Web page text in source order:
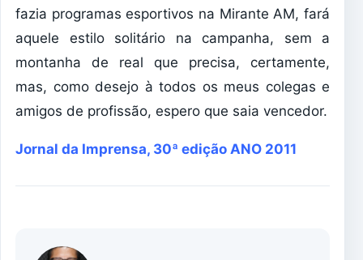
fazia programas esportivos na Mirante AM, fará
aquele estilo solitário na campanha, sem a
montanha de real que precisa, certamente,
mas, como desejo à todos os meus colegas e
amigos de profissão, espero que saia vencedor.
Jornal da Imprensa, 30ª edição ANO 2011